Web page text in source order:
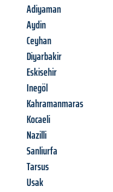
Adiyaman
Aydin
Ceyhan
Diyarbakir
Eskisehir
Inegöl
Kahramanmaras
Kocaeli
Nazilli
Sanliurfa
Tarsus
Usak